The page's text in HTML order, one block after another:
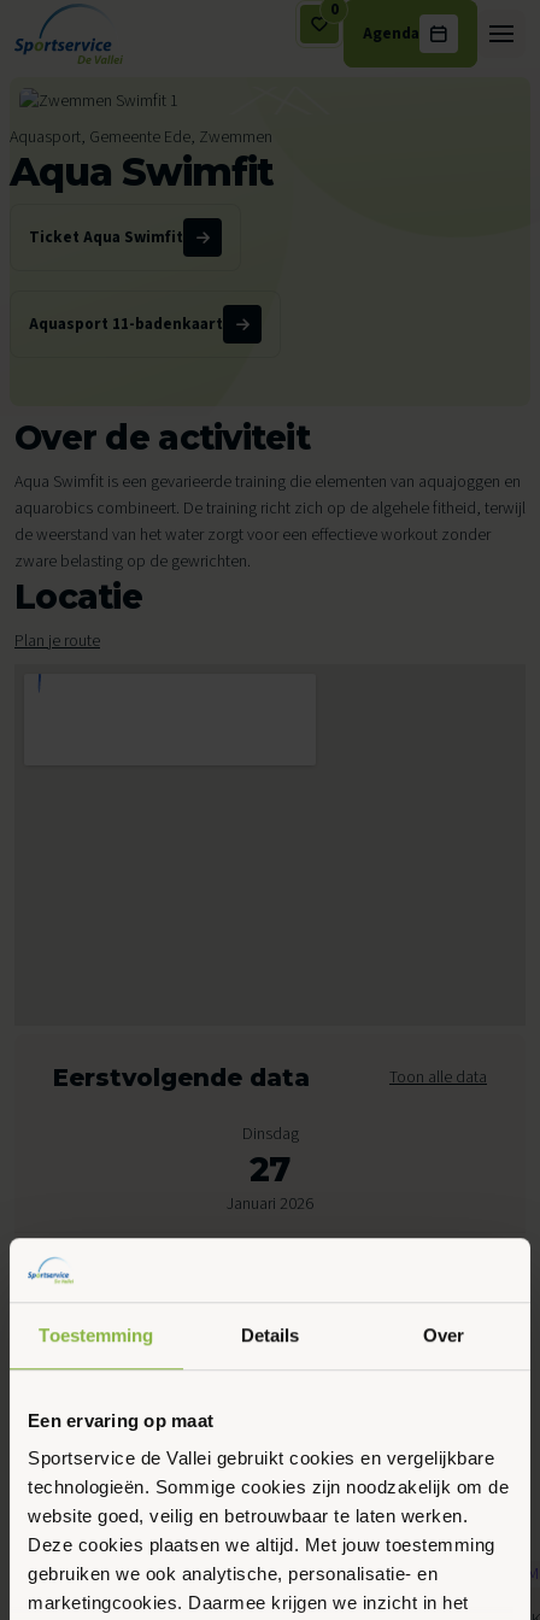
Toestemming Details Over
Een ervaring op maat
Sportservice de Vallei gebruikt cookies en vergelijkbare
technologieën. Sommige cookies zijn noodzakelijk om de
website goed, veilig en betrouwbaar te laten werken.
Deze cookies plaatsen we altijd. Met jouw toestemming
gebruiken we ook analytische, personalisatie- en
marketingcookies. Daarmee krijgen we inzicht in het
Ga naar de inhoud
0
Agenda
Aquasport, Gemeente Ede, Zwemmen
Aqua Swimfit
Ticket Aqua Swimfit
Aquasport 11-badenkaart
Over de activiteit
Aqua Swimfit is een gevarieerde training die elementen van aquajoggen en
aquarobics combineert. De training richt zich op de algehele fitheid, terwijl
de weerstand van het water zorgt voor een effectieve workout zonder
zware belasting op de gewrichten.
Locatie
Plan je route
Eerstvolgende data Toon alle data
Dinsdag
27
Januari 2026
Peppelensteeg 17, Ede
Gerelateerde activiteiten
10